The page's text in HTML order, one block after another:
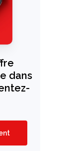
dans